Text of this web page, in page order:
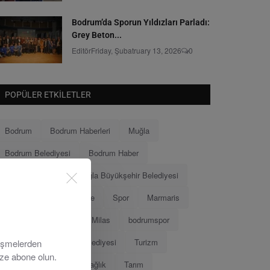
Bodrum’da Sporun Yıldızları Parladı:
Grey Beton...
EditörFriday, Şubatruary 13, 2026 0
POPÜLER ETKILETLER
Bodrum Bodrum Haberleri
Muğla
Bodrum Belediyesi
Bodrum Haber
Muğla Büyükşehir Belediyesi
Menteşe Spor
Marmaris
Milas
bodrumspor
Eğitim
Marmaris Belediyesi
Turizm
Sağlık Tarım
abone olun.